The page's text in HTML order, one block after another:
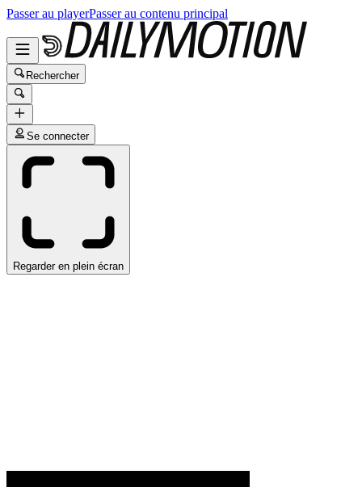
Passer au playerPasser au contenu principal
Rechercher
Se connecter
Regarder en plein écran